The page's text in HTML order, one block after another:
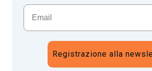
Registrazione alla